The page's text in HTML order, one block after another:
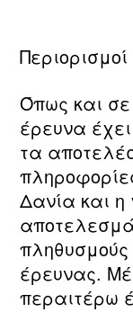
Περιορισμοί
Όπως και
έρευνα
τα
Δανία και η
έρευνας.
περαιτέρω